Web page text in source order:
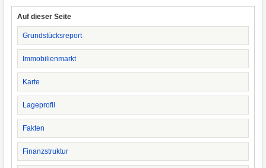
Auf dieser Seite
Grundstücksreport
Immobilienmarkt
Karte
Lageprofil
Fakten
Finanzstruktur